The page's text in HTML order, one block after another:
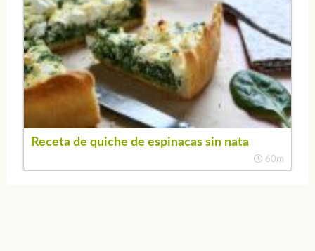
Receta de quiche de espinacas sin nata
60m